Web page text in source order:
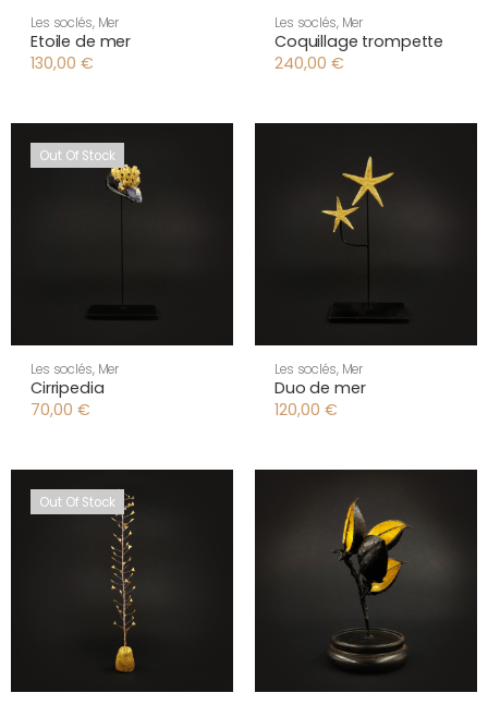
Les soclés, Mer
Etoile de mer
130,00 €
Les soclés, Mer
Coquillage trompette
240,00 €
Out Of Stock
Les soclés, Mer
Cirripedia
70,00 €
Les soclés, Mer
Duo de mer
120,00 €
Out Of Stock